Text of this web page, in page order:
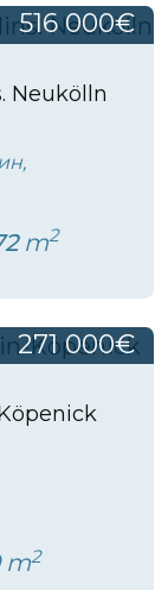
516 000€
Neukölln
m2
271 000€
m2